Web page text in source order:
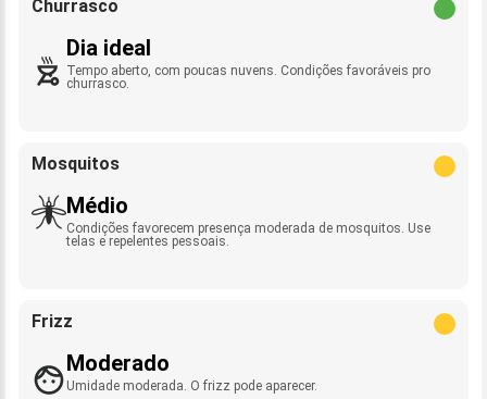
Churrasco
Dia ideal
Tempo aberto, com poucas nuvens. Condições favoráveis pro
churrasco.
Mosquitos
Médio
Condições favorecem presença moderada de mosquitos. Use
telas e repelentes pessoais.
Frizz
Moderado
Umidade moderada. O frizz pode aparecer.